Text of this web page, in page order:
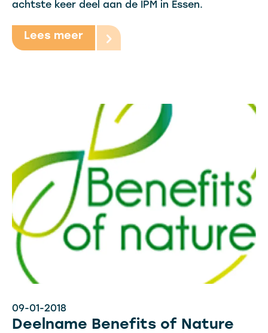
achtste keer deel aan de IPM in Essen.
Lees meer
09-01-2018
Deelname Benefits of Nature